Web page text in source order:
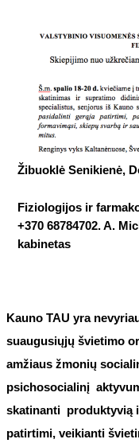
Kauno TAU yra
suaugusiųjų švietimo
amžiaus žmonių
psichosocialinį
skatinanti produktyvią
patirtimi, veikianti
Žibuoklė Senikienė,
Fiziologijos ir
+370 68784702. A.
kabinetas